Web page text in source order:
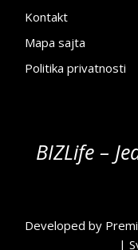
Kontakt
Mapa sajta
Politika privatnosti
BIZLife –
Developed by
|